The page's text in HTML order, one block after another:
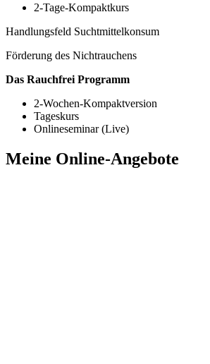
2-Tage-Kompaktkurs
Handlungsfeld Suchtmittelkonsum
Förderung des Nichtrauchens
Das Rauchfrei Programm
2-Wochen-Kompaktversion
Tageskurs
Onlineseminar (Live)
Meine Online-Angebote